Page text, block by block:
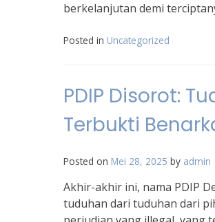
berkelanjutan demi
Posted in Uncategorized
PDIP Disorot:
Terbukti
Posted on Mei 28, 2025 by admin
Akhir-akhir ini, nama PDIP
tuduhan dari tuduhan dari